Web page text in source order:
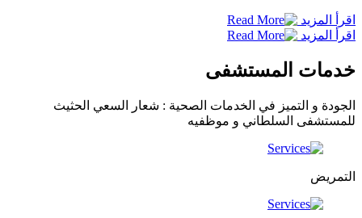
اقرأ المزيد
اقرأ المزيد
خدمات المستشفى
الجودة و التميز في الخدمات الصحية : شعار السعي الحثيث
للمستشفى السلطاني و موظفيه
التمريض